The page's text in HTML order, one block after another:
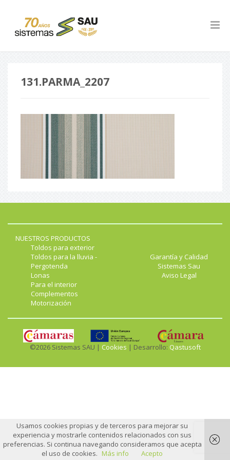
131.PARMA_2207
NUESTROS PRODUCTOS
Toldos para exterior
Toldos para la lluvia -
Pergotenda
Lonas
Para el interior
Complementos
Motorización
Garantía y Calidad
Sistemas Sau
Aviso Legal
©2026 Sistemas SAU | Cookies | Desarrollo: Qastusoft
Usamos cookies propias y de terceros para mejorar su
experiencia y mostrarle contenidos relacionados con sus
preferencias. Si continua navegando consideramos que acepta
el uso de cookies. Más info Acepto